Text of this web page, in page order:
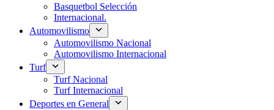
Basquetbol Selección
Internacional.
Automovilismo
Automovilismo Nacional
Automovilismo Internacional
Turf
Turf Nacional
Turf Internacional
Deportes en General